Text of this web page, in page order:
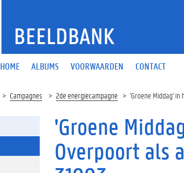
BEELDBANK
HOME ALBUMS VOORWAARDEN CONTACT
Campagnes 2de energiecampagne 'Groene Middag'
'Groene
Overpoort als